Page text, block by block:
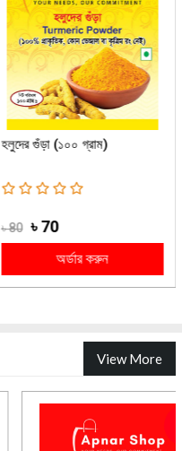
হলুদের গুঁড়া (১০০ গ্রাম)
৳ 80 ৳ 70
অর্ডার করুন
View More